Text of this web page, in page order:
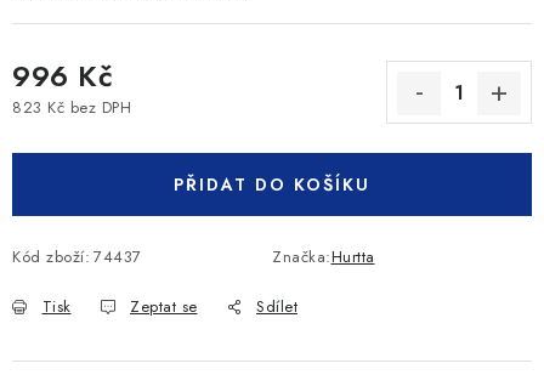
996 Kč
823 Kč bez DPH
PŘIDAT DO KOŠÍKU
Kód zboží: 74437 Značka:Hurtta
Tisk Zeptat se Sdílet